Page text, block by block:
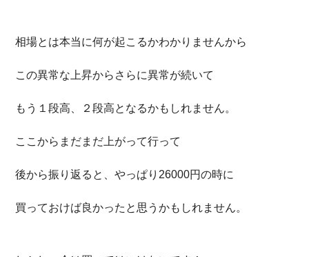
相場とは本当に何が起こるかわかりませんから
この異常な上昇からさらに異常が続いて
もう１段高、２段高となるかもしれません。
ここからまだまだ上がって行って
後から振り返ると、やっぱり26000円の時に
買っておけば良かったと思うかもしれません。